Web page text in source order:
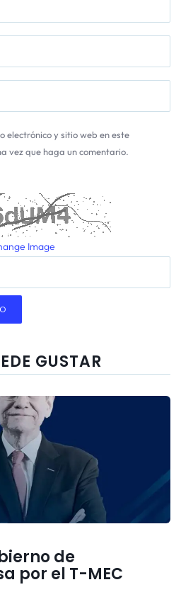
electrónico y sitio web en este
vez que haga un comentario.
Image
GUSTAR
de
por el T-MEC